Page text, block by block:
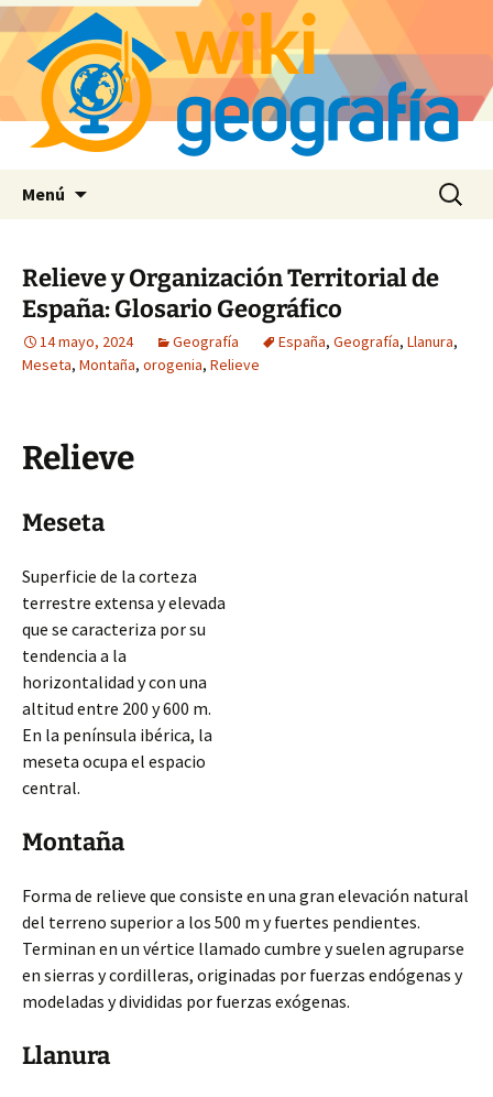
Menú Buscar:
Relieve y Organización Territorial de
España: Glosario Geográfico
14 mayo, 2024 Geografía España, Geografía, Llanura,
Meseta, Montaña, orogenia, Relieve
Relieve
Meseta
Superficie de la corteza
terrestre extensa y elevada
que se caracteriza por su
tendencia a la
horizontalidad y con una
altitud entre 200 y 600 m.
En la península ibérica, la
meseta ocupa el espacio
central.
Montaña
Forma de relieve que consiste en una gran elevación natural
del terreno superior a los 500 m y fuertes pendientes.
Terminan en un vértice llamado cumbre y suelen agruparse
en sierras y cordilleras, originadas por fuerzas endógenas y
modeladas y divididas por fuerzas exógenas.
Llanura